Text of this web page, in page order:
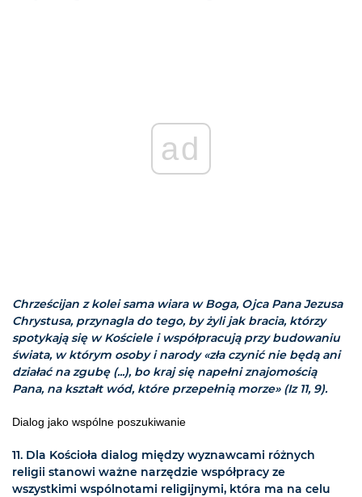
ad
Chrześcijan z kolei sama wiara w Boga, Ojca Pana Jezusa
Chrystusa, przynagla do tego, by żyli jak bracia, którzy
spotykają się w Kościele i współpracują przy budowaniu
świata, w którym osoby i narody «zła czynić nie będą ani
działać na zgubę (...), bo kraj się napełni znajomością
Pana, na kształt wód, które przepełnią morze» (Iz 11, 9).
Dialog jako wspólne poszukiwanie
11. Dla Kościoła dialog między wyznawcami różnych
religii stanowi ważne narzędzie współpracy ze
wszystkimi wspólnotami religijnymi, która ma na celu